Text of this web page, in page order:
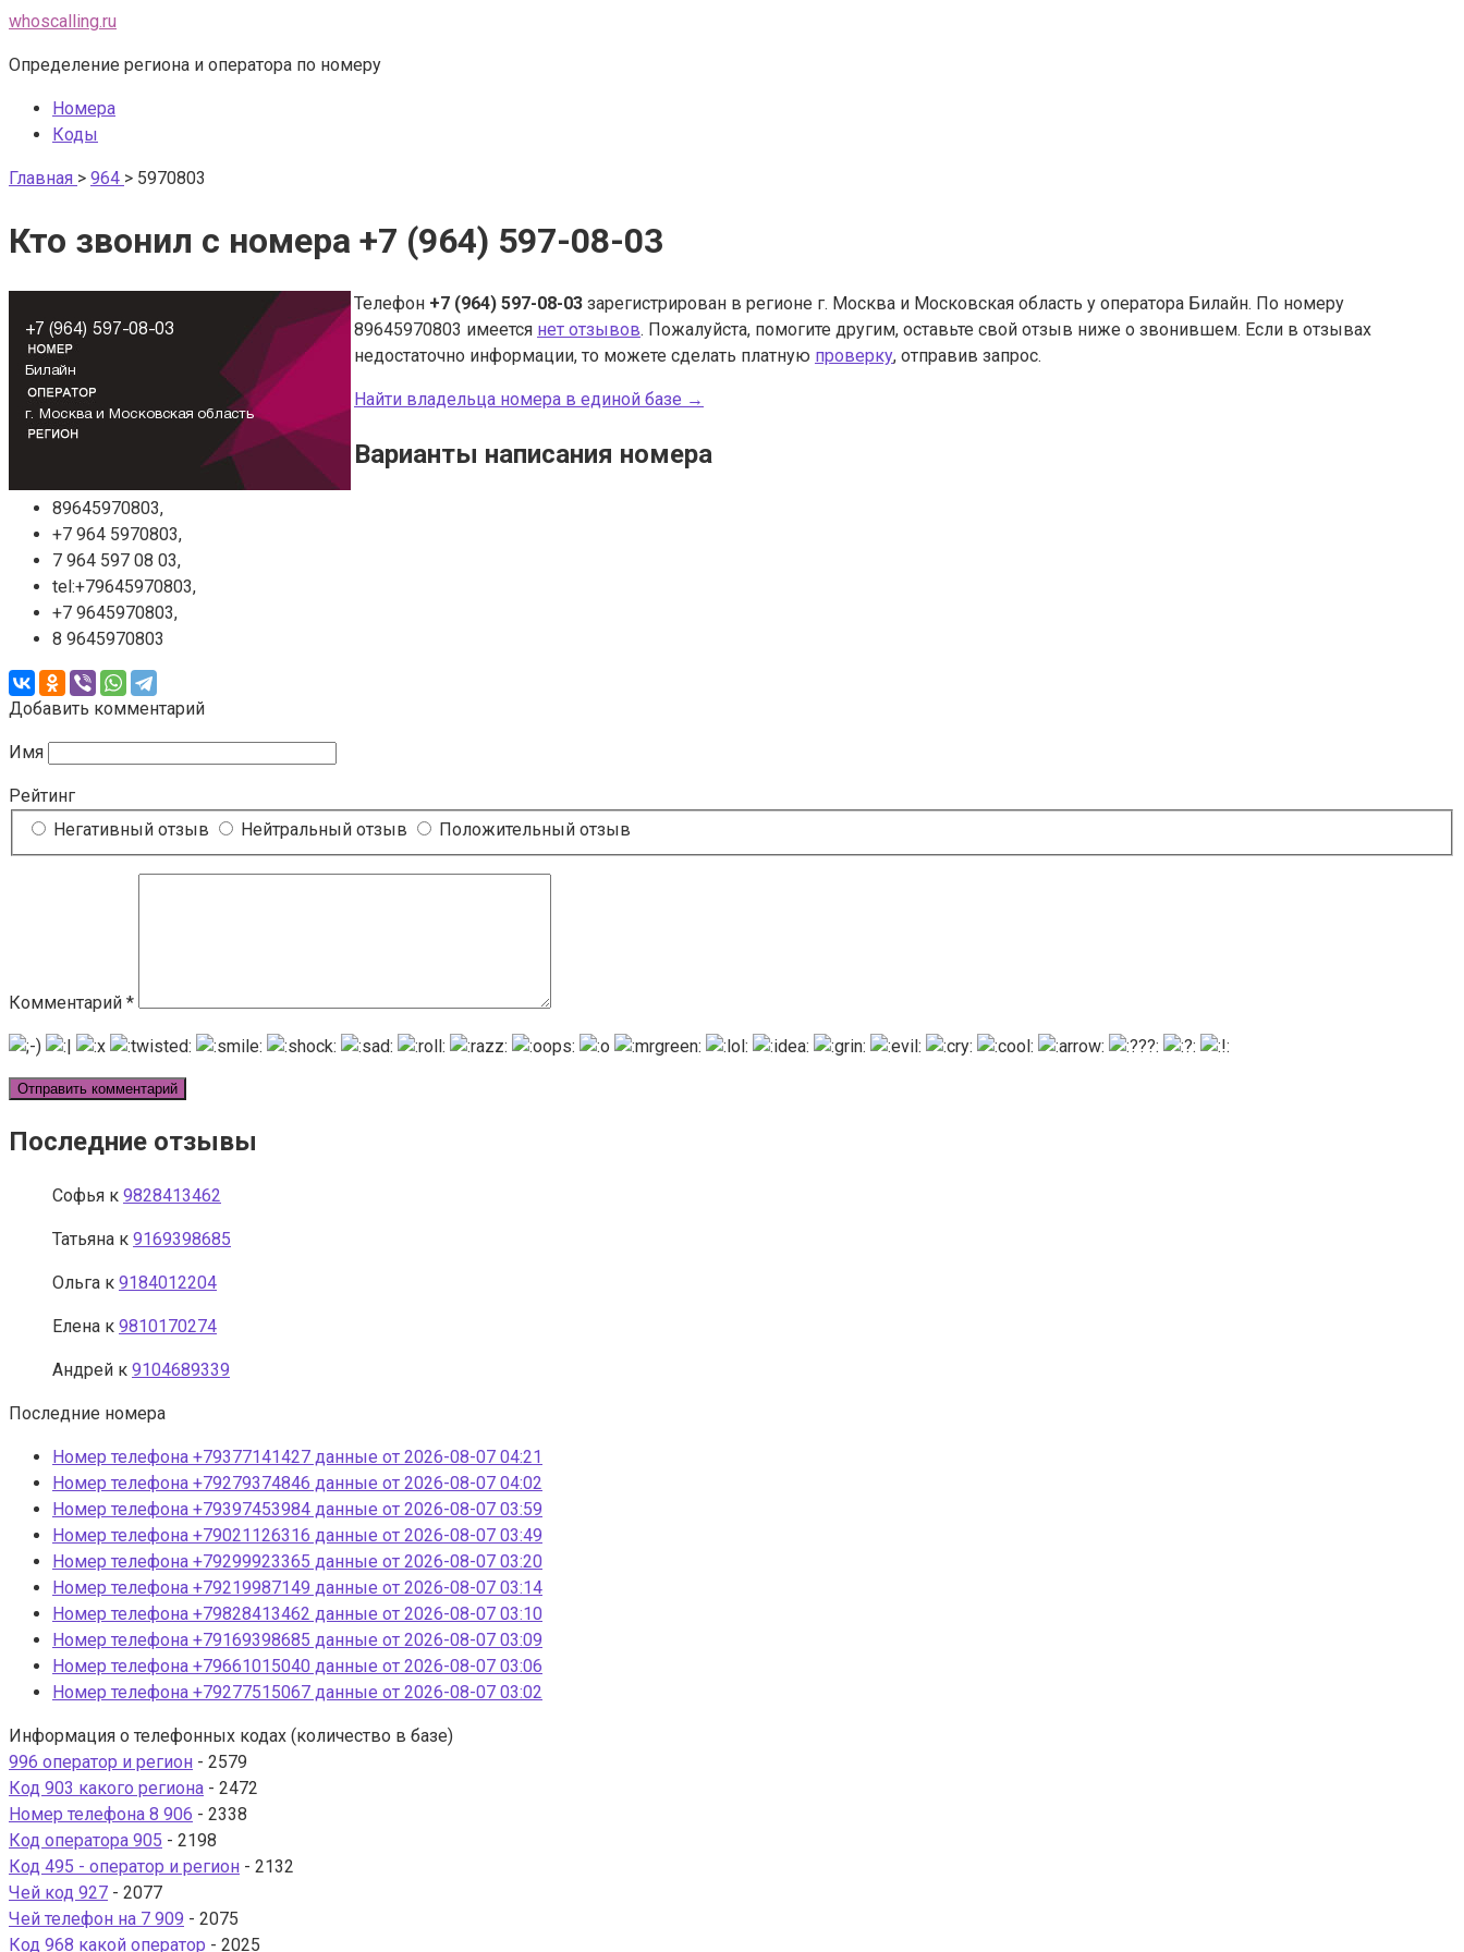
Перейти
контенту
whoscalling.ru
Определение региона и оператора по номеру
Номера
Коды
Главная > 964 > 5970803
Кто звонил с номера +7 (964) 597-08-03
Телефон +7 (964) 597-08-03 зарегистрирован в регионе г. Москва и Московская область у оператора Билайн. По номеру
89645970803 имеется нет отзывов. Пожалуйста, помогите другим, оставьте свой отзыв ниже о звонившем. Если в отзывах
недостаточно информации, то можете сделать платную проверку, отправив запрос.
Найти владельца номера в единой базе →
Варианты написания номера
89645970803,
+7 964 5970803,
7 964 597 08 03,
tel:+79645970803,
+7 9645970803,
8 9645970803
Добавить комментарий
Имя
Рейтинг
Негативный отзыв
Нейтральный отзыв Положительный отзыв
Комментарий *
Последние отзывы
Софья к 9828413462
Татьяна к 9169398685
Ольга к 9184012204
Елена к 9810170274
Андрей к 9104689339
Последние номера
Номер телефона +79377141427 данные от 2026-08-07 04:21
Номер телефона +79279374846 данные от 2026-08-07 04:02
Номер телефона +79397453984 данные от 2026-08-07 03:59
Номер телефона +79021126316 данные от 2026-08-07 03:49
Номер телефона +79299923365 данные от 2026-08-07 03:20
Номер телефона +79219987149 данные от 2026-08-07 03:14
Номер телефона +79828413462 данные от 2026-08-07 03:10
Номер телефона +79169398685 данные от 2026-08-07 03:09
Номер телефона +79661015040 данные от 2026-08-07 03:06
Номер телефона +79277515067 данные от 2026-08-07 03:02
Информация о телефонных кодах (количество в базе)
996 оператор и регион - 2579
Код 903 какого региона - 2472
Номер телефона 8 906 - 2338
Код оператора 905 - 2198
Код 495 - оператор и регион - 2132
Чей код 927 - 2077
Чей телефон на 7 909 - 2075
Код 968 какой оператор - 2025